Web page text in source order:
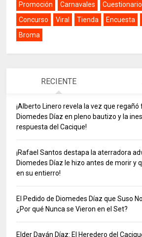
Promoción
Carnavales Cuestionario
Concurso
Viral Tienda Encuesta
Broma
RECIENTE
¡Alberto Linero revela la vez que regañó
Diomedes Díaz en pleno bautizo y la
respuesta del Cacique!
¡Rafael Santos destapa la aterradora
Diomedes Díaz le hizo antes de morir y
en su entierro!
El Pedido de Diomedes Díaz que Suso
¿Por qué Nunca se Vieron en el Set?
Elder Dayán Díaz: El Heredero del